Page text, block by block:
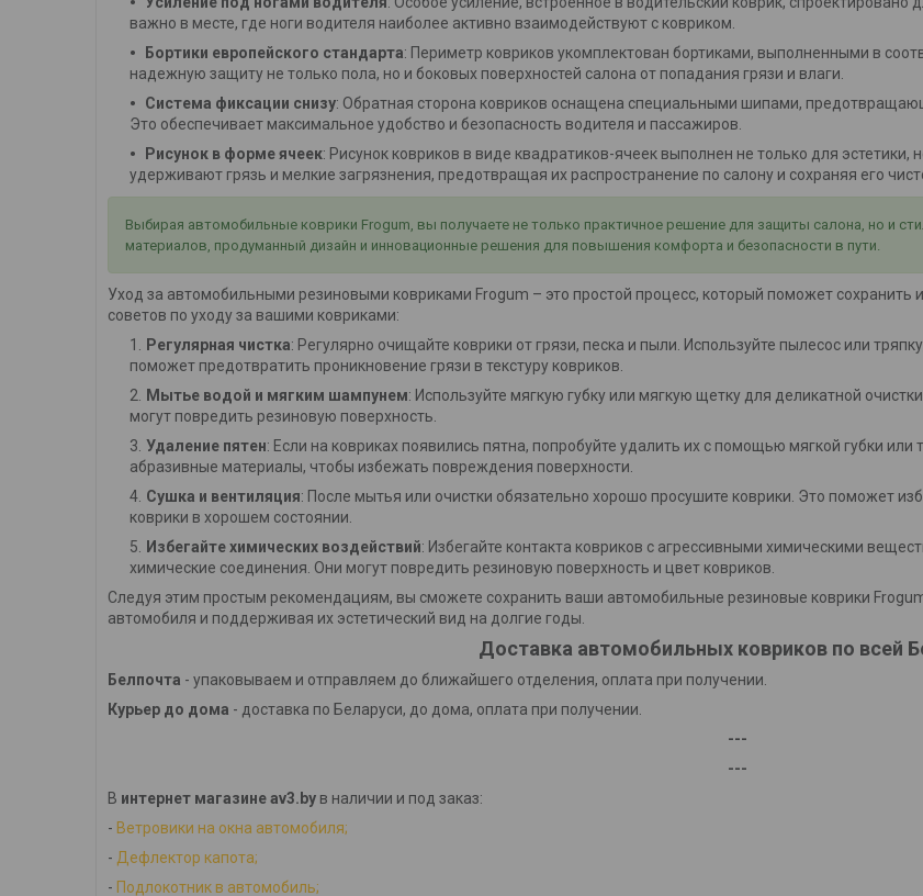
важно в месте, где ноги водителя наиболее активно взаимодействуют с ковриком.
Бортики европейского стандарта: Периметр ковриков укомплектован бортиками, выполненными в
надежную защиту не только пола, но и боковых поверхностей салона от попадания грязи и влаги.
Система фиксации снизу: Обратная сторона ковриков оснащена специальными шипами,
Это обеспечивает максимальное удобство и безопасность водителя и пассажиров.
Рисунок в форме ячеек: Рисунок ковриков в виде квадратиков-ячеек выполнен не только для
удерживают грязь и мелкие загрязнения, предотвращая их распространение по салону и сохраняя его
Выбирая автомобильные коврики Frogum, вы получаете не только практичное решение для защиты салона, но и
материалов, продуманный дизайн и инновационные решения для повышения комфорта и безопасности в пути.
Уход за автомобильными резиновыми ковриками Frogum – это простой процесс, который поможет сохранить
советов по уходу за вашими ковриками:
Регулярная чистка: Регулярно очищайте коврики от грязи, песка и пыли. Используйте пылесос или
поможет предотвратить проникновение грязи в текстуру ковриков.
Мытье водой и мягким шампунем: Используйте мягкую губку или мягкую щетку для деликатной
могут повредить резиновую поверхность.
Удаление пятен: Если на ковриках появились пятна, попробуйте удалить их с помощью мягкой губки
абразивные материалы, чтобы избежать повреждения поверхности.
Сушка и вентиляция: После мытья или очистки обязательно хорошо просушите коврики. Это поможет
коврики в хорошем состоянии.
Избегайте химических воздействий: Избегайте контакта ковриков с агрессивными химическими
химические соединения. Они могут повредить резиновую поверхность и цвет ковриков.
Следуя этим простым рекомендациям, вы сможете сохранить ваши автомобильные резиновые коврики
автомобиля и поддерживая их эстетический вид на долгие годы.
Доставка автомобильных ковриков по всей
Белпочта - упаковываем и отправляем до ближайшего отделения, оплата при получении.
Курьер до дома - доставка по Беларуси, до дома, оплата при получении.
---
---
В интернет магазине av3.by в наличии и под заказ:
- Ветровики на окна автомобиля;
- Дефлектор капота;
- Подлокотник в автомобиль;